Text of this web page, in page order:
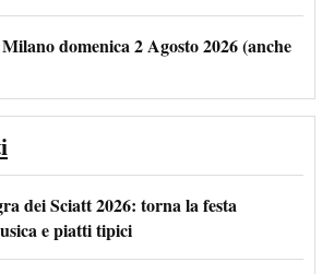
domenica 2 Agosto 2026 (anche
dei Sciatt 2026: torna la festa
e piatti tipici